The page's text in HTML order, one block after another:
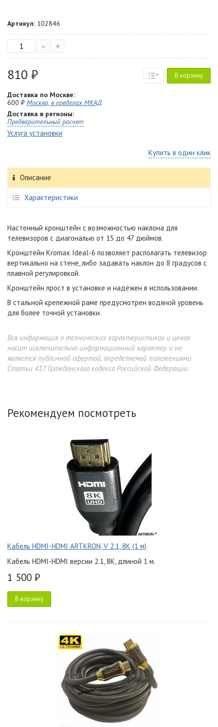
Артикул: 102846
– +
810 ₽ В корзину
Доставка по Москве:
600 ₽ Москва, в пределах МКАД
Доставка в регионы:
Предварительный расчет
Услуга установки
Купить в один клик
Описание
Характеристики
Настенный кронштейн с возможностью наклона для
телевизоров с диагональю от 15 до 47 дюймов.
Кронштейн Kromax Ideal-6 позволяет располагать телевизор
вертикально на стене, либо задавать наклон до 8 градусов с
плавной регулировкой.
Кронштейн прост в установке и надёжен в использовании.
В стальной крепежной раме предусмотрен водяной уровень
для более точной установки.
Вся информация о технических характеристиках и ценах
носит исключительно информационный характер и не
является публичной офертой, определяемой положениями
Статьи 437 Гражданского кодекса Российской Федерации.
Рекомендуем посмотреть
Кабель HDMI-HDMI ARTKRON, V 2.1, 8K (1 м)
Кабель HDMI-HDMI версии 2.1, 8K, длиной 1 м.
1 500 ₽
В корзину